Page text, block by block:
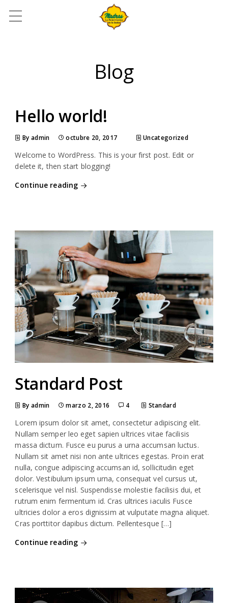
Blog
Hello world!
By admin octubre 20, 2017 Uncategorized
Welcome to WordPress. This is your first post. Edit or
delete it, then start blogging!
Continue reading
Standard Post
By admin marzo 2, 2016 4 Standard
Lorem ipsum dolor sit amet, consectetur adipiscing elit.
Nullam semper leo eget sapien ultrices vitae facilisis
massa dictum. Fusce eu purus a urna accumsan luctus.
Nullam sit amet nisi non ante ultrices egestas. Proin erat
nulla, congue adipiscing accumsan id, sollicitudin eget
dolor. Vestibulum ipsum urna, consequat vel cursus ut,
scelerisque vel nisl. Suspendisse molestie facilisis dui, et
rutrum enim fermentum id. Cras ultrices iaculis Fusce
ultricies dolor a eros dignissim at vulputate magna aliquet.
Cras porttitor dapibus dictum. Pellentesque […]
Continue reading